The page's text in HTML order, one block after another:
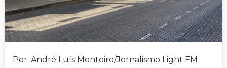
Por: André Luís Monteiro/Jornalismo Light FM